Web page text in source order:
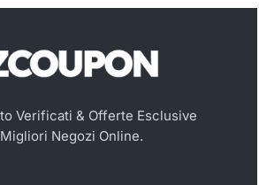
Verificati & Offerte Esclusive
Negozi Online.